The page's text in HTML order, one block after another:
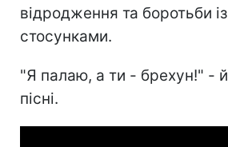
відродження та боротьби
стосунками.
"Я палаю, а ти - брехун!" -
пісні.